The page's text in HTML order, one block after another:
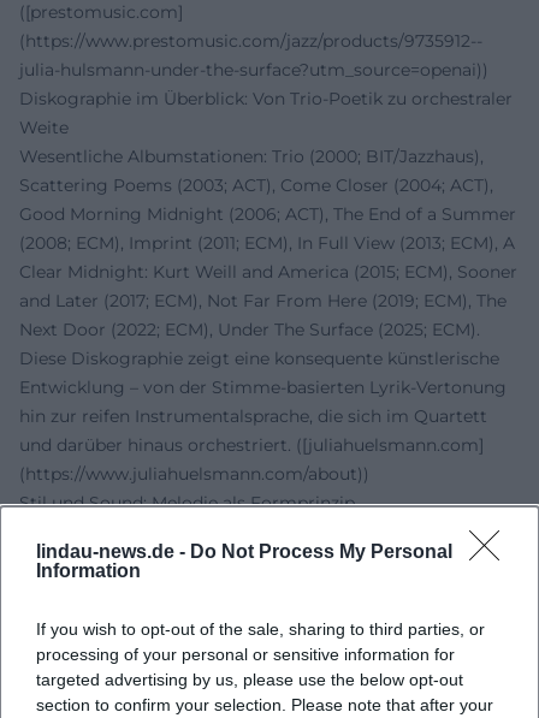
lindau-news.de - Do Not Process My Personal
Information
If you wish to opt-out of the sale, sharing to third parties, or
processing of your personal or sensitive information for
targeted advertising by us, please use the below opt-out
section to confirm your selection. Please note that after your
([prestomusic.com]
(https://www.prestomusic.com/jazz/products/9735912--
julia-hulsmann-under-the-surface?utm_source=openai))
Diskographie im Überblick: Von Trio-Poetik zu orchestraler
Weite
Wesentliche Albumstationen: Trio (2000; BIT/Jazzhaus),
Scattering Poems (2003; ACT), Come Closer (2004; ACT),
Good Morning Midnight (2006; ACT), The End of a Summer
(2008; ECM), Imprint (2011; ECM), In Full View (2013; ECM), A
Clear Midnight: Kurt Weill and America (2015; ECM), Sooner
and Later (2017; ECM), Not Far From Here (2019; ECM), The
Next Door (2022; ECM), Under The Surface (2025; ECM).
Diese Diskographie zeigt eine konsequente künstlerische
Entwicklung – von der Stimme-basierten Lyrik-Vertonung
hin zur reifen Instrumentalsprache, die sich im Quartett
und darüber hinaus orchestriert. ([juliahuelsmann.com]
(https://www.juliahuelsmann.com/about))
Stil und Sound: Melodie als Formprinzip
Hülsmanns Spiel lebt von sanglicher Linienführung, fein
dosierter Dynamik und harmonischer Transparenz. Ihre
formen sie in klare Motive, die das Ensemble
gleichberechtigt trägt. In der Produktion stehen Klangbild
und Raumtiefe im Vordergrund – Aufnahmen im Rainbow
Studio oder unter ECM-Ägide begünstigen ein akustisches